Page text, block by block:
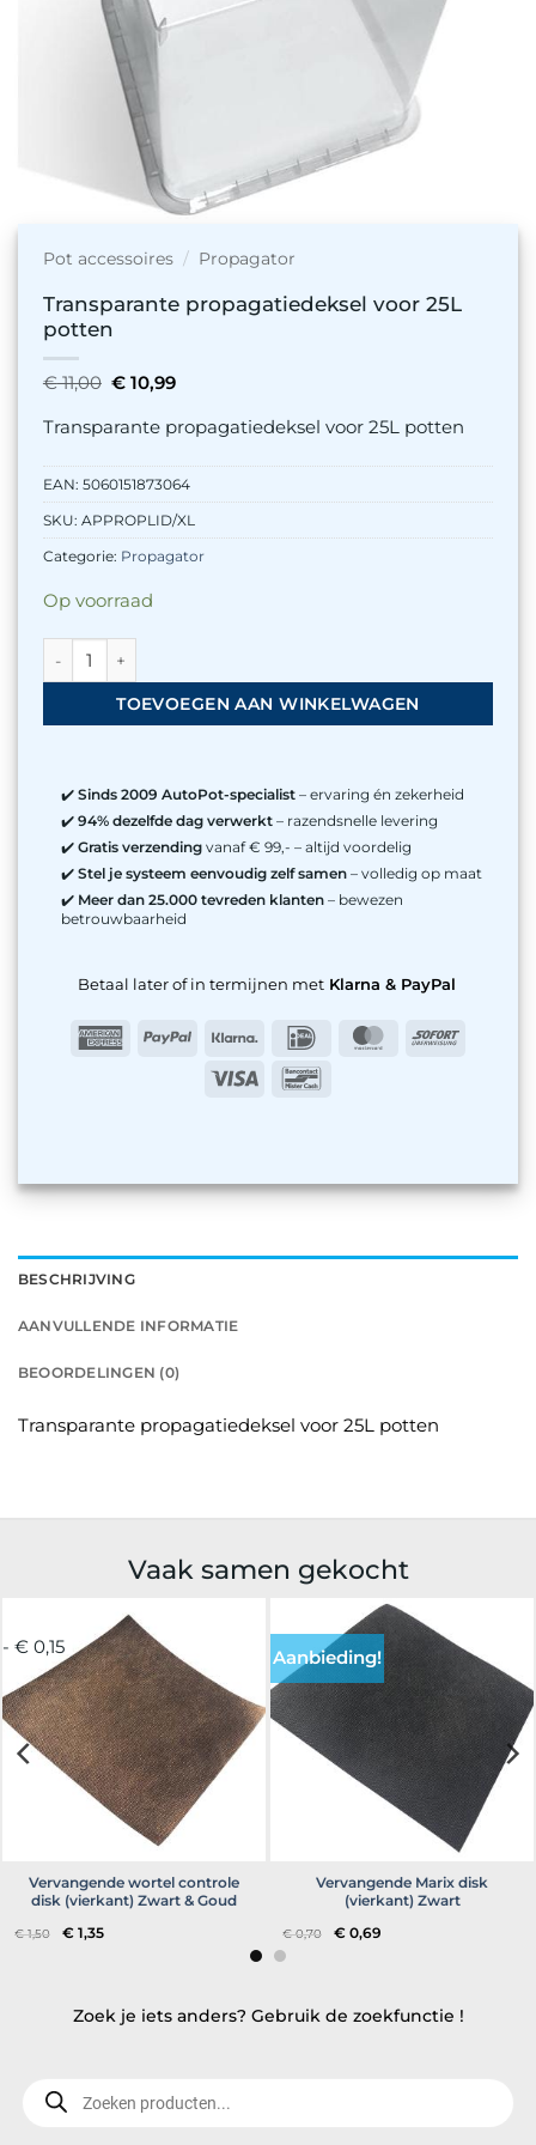
BESCHRIJVING
AANVULLENDE INFORMATIE
BEOORDELINGEN (0)
Transparante propagatiedeksel voor 25L potten
Pot accessoires / Propagator
Transparante propagatiedeksel voor 25L
potten
€11,00 Oorspronkelijke
€ 11,00.
€ 10,99Huidige
€ 10,99.
Transparante propagatiedeksel voor 25L potten
EAN: 5060151873064
SKU: APPROPLID/XL
Categorie: Propagator
Op voorraad
TOEVOEGEN AAN WINKELWAGEN
✔️Sinds 2009 AutoPot-specialist – ervaring én zekerheid
✔️94% dezelfde dag verwerkt – razendsnelle levering
✔️Gratis verzending vanaf € 99,- – altijd voordelig
✔️Stel je systeem eenvoudig zelf samen – volledig op maat
✔️ Meer dan 25.000 tevreden klanten – bewezen
betrouwbaarheid
Betaal later of in termijnen metKlarna & PayPal
AmericanPayPal Klarna IDeal MasterCard
Sofort
Visa
Vaak samen gekocht
- € 0,15
Vervangende wortel controle
disk (vierkant) Zwart & Goud
€1,50 Oorspronkelijke
prijs
€ 1,35Huidige
Aanbieding!
Vervangende Marix disk
(vierkant) Zwart
€0,70 Oorspronkelijke
prijs
€ 0,69
Zoek je iets anders? Gebruik de zoekfunctie !
zoeken